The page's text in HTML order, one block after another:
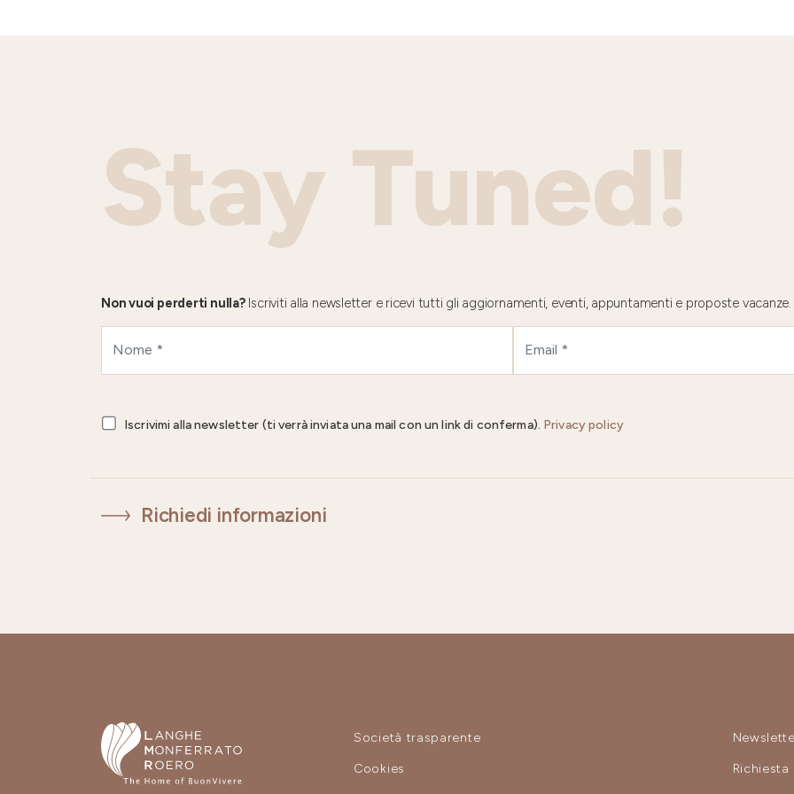
Stay Tuned!
Non vuoi perderti nulla?Iscriviti alla newsletter e ricevi tutti gli aggiornamenti, eventi, appuntamenti e proposte vacanze.
Iscrivimi alla newsletter (ti verrà inviata una mail con un link di conferma). Privacy policy
Richiedi informazioni
Società trasparente
Cookies